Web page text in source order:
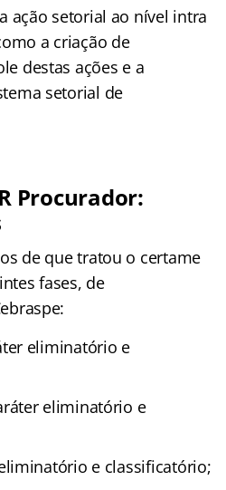
ação setorial ao nível intra
a criação de
destas ações e a
setorial de
Procurador:
de que tratou o certame
fases, de
eliminatório e
eliminatório e
e classificatório;